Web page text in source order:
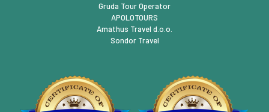
Gruda Tour Operator
APOLOTOURS
Amathus Travel d.o.o.
Sondor Travel